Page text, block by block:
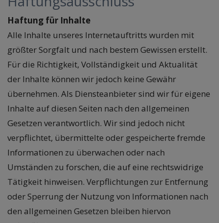
Haftung für Inhalte
Alle Inhalte unseres Internetauftritts wurden mit
größter Sorgfalt und nach bestem Gewissen erstellt.
Für die Richtigkeit, Vollständigkeit und Aktualität
der Inhalte können wir jedoch keine Gewähr
übernehmen. Als Diensteanbieter sind wir für eigene
Inhalte auf diesen Seiten nach den allgemeinen
Gesetzen verantwortlich. Wir sind jedoch nicht
verpflichtet, übermittelte oder gespeicherte fremde
Informationen zu überwachen oder nach
Umständen zu forschen, die auf eine rechtswidrige
Tätigkeit hinweisen. Verpflichtungen zur Entfernung
oder Sperrung der Nutzung von Informationen nach
den allgemeinen Gesetzen bleiben hiervon